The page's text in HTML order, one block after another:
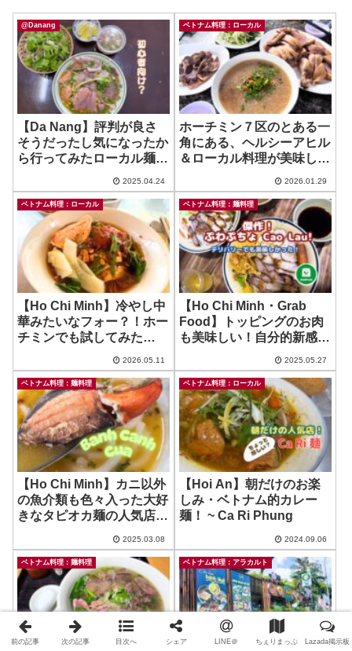
@Danang
【Da Nang】評判が良さ
そうだったし気になったか
ら行ってみたローカル麺屋
2025.04.24
ベトナム料理：ローカル
ホーチミン７区のとある一
角にある、ヘルシーアヒル
＆ローカル料理が美味しい
2026.01.29
ベトナム料理：ローカル
【Ho Chi Minh】冷やし中
華みたいなフォー？！ホー
チミンでも試してみた
Thanh
2026.05.11
ベトナム料理：麺料理
【Ho Chi Minh・Grab
Food】トッピングのお肉
も美味しい！自分的新感覚
Ba An – Cao Lau Hoi An
2025.05.27
ベトナム料理：麺料理
【Ho Chi Minh】カニ以外
の魚介類も色々入った大好
きなタピオカ麺の人気店は
Banh Canh Cua 14
2025.03.08
ベトナム料理：ローカル
【Hoi An】朝だけのお楽
しみ・ベトナム的カレー
麺！ ~ Ca Ri Phung
2024.09.06
ベトナム料理：麺料理 ベトナム料理：アラカルト
前の記事 次の記事 目次へ シェア LINE＠ ちぇりまっぷ Lazada掲示板